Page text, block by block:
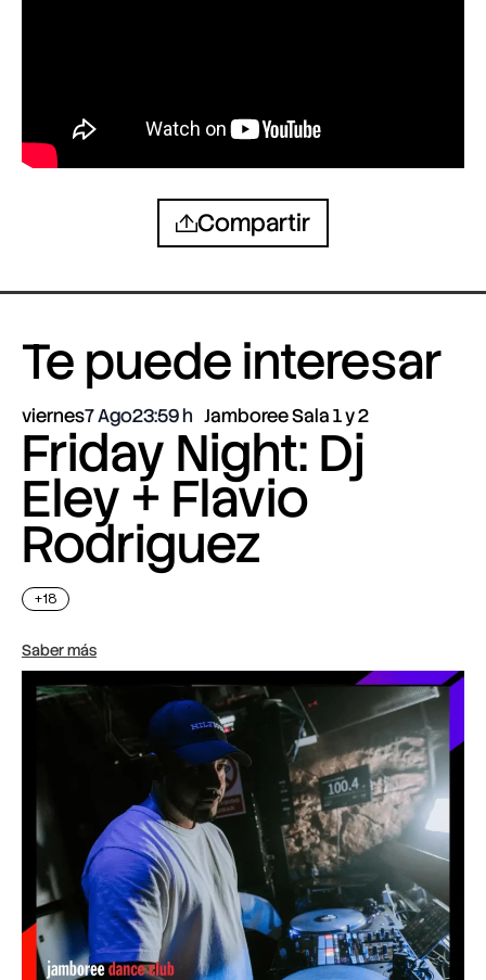
Compartir
Te puede interesar
viernes7 Ago23:59 Jamboree Sala 1 y 2
Friday Night: Dj
Eley + Flavio
Rodriguez
+18
Saber más